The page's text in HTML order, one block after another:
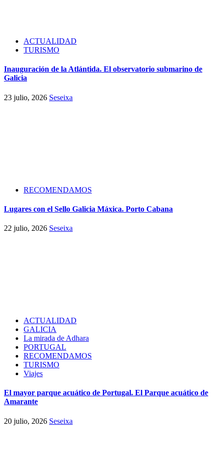
ACTUALIDAD
TURISMO
Inauguración de la Atlántida. El observatorio submarino de
Galicia
23 julio, 2026 Seseixa
RECOMENDAMOS
Lugares con el Sello Galicia Máxica. Porto Cabana
22 julio, 2026 Seseixa
ACTUALIDAD
GALICIA
La mirada de Adhara
PORTUGAL
RECOMENDAMOS
TURISMO
Viajes
El mayor parque acuático de Portugal. El Parque acuático de
Amarante
20 julio, 2026 Seseixa